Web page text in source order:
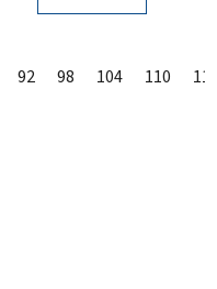
122 128 134 140
92 98 104 110